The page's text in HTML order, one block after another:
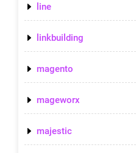
line
linkbuilding
magento
mageworx
majestic